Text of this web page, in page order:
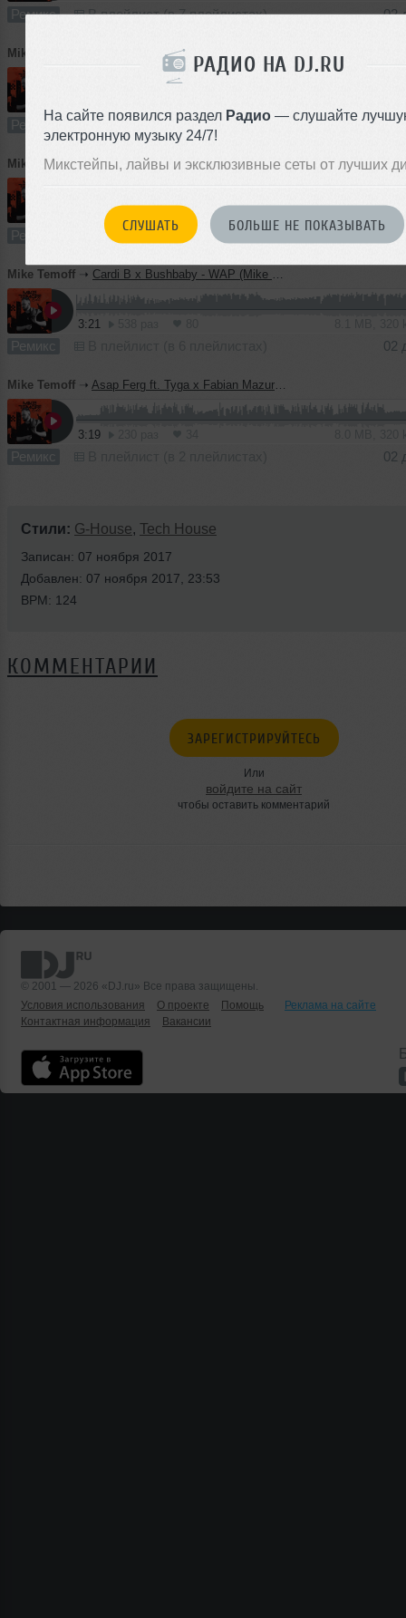
РАДИО НА DJ.RU
На сайте появился раздел Радио — слушайте
электронную музыку 24/7!
Микстейпы, лайвы и эксклюзивные сеты от лучших
СЛУШАТЬ БОЛЬШЕ НЕ ПОКАЗЫВАТЬ
Ремикс В плейлист (в 7 плейлистах) 02
Mike Temoff JACKBOYS, Sheck Wes - GANG GANG (Mike Temoff Edit)
Ремикс В плейлист (в 3 плейлистах) 02
Mike Temoff ➝SLAVA MARLOW x ONE TRUE GOD - Снова я напиваюсь (Mike Temoff Edit)
73 5.0 MB, 256
Ремикс В плейлист (в 5 плейлистах)
Mike Temoff ➝ Cardi B x Bushbaby - WAP (Mike Temoff Edit)
3:21
Ремикс 02
Mike Temoff ➝ Asap Ferg ft. Tyga x Fabian Mazur - Dennis Rodman (Mike Temoff Edit)
3:19
Ремикс 02
Стили: G-House, Tech House
Записан: 07 ноября 2017
Добавлен: 07 ноября 2017, 23:53
BPM: 124
КОММЕНТАРИИ
ЗАРЕГИСТРИРУЙТЕСЬ
Или
войдите на сайт
чтобы оставить комментарий
© 2001 — 2026 «DJ.ru» Все права защищены.
Условия использования
О проекте Помощь
Реклама на сайте
Контактная информация
Вакансии